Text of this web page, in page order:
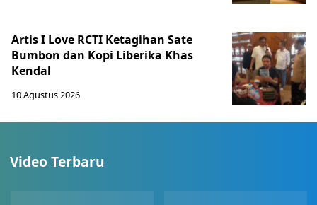
Artis I Love RCTI Ketagihan Sate
Bumbon dan Kopi Liberika Khas
Kendal
10 Agustus 2026
Video Terbaru